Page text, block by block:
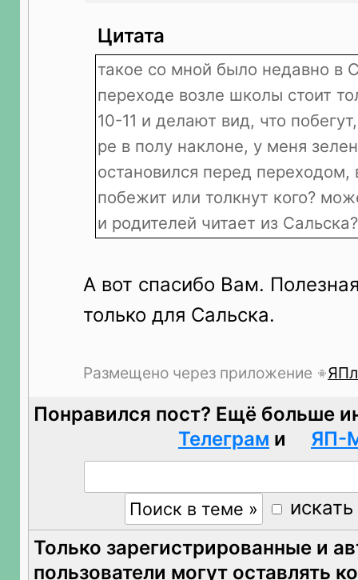
Цитата
такое со мной было недавно в
переходе возле школы стоит
10-11 и делают вид, что
ре в полу наклоне, у меня
остановился перед переходом,
побежит или толкнут кого?
и родителей читает из Сальска?
А вот спасибо Вам.
только для Сальска.
Размещено через приложение
Понравился пост? Ещё больше
Телеграм и ЯП-
Только зарегистрированные и
пользователи могут оставлять